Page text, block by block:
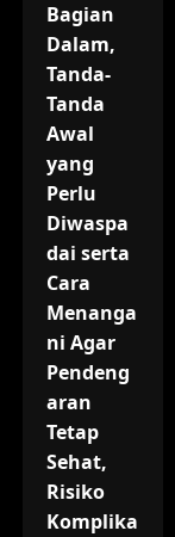
Bagian
Dalam,
Tanda-
Tanda
Awal
yang
Perlu
Diwaspa
dai serta
Cara
Menanga
ni Agar
Pendeng
aran
Tetap
Sehat,
Risiko
Komplika